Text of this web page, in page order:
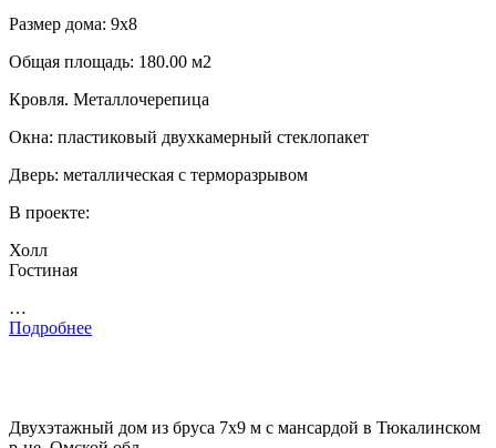
Размер дома: 9х8
Общая площадь: 180.00 м2
Кровля. Металлочерепица
Окна: пластиковый двухкамерный стеклопакет
Дверь: металлическая с терморазрывом
В проекте:
Холл
Гостиная
…
Подробнее
Двухэтажный дом из бруса 7х9 м с мансардой в Тюкалинском